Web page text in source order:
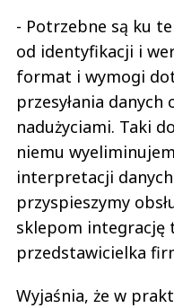
- Potrzebne są ku
od identyfikacji i
format i wymogi
przesyłania danych
nadużyciami. Taki
niemu
interpretacji
przyspieszymy
sklepom integrację
przedstawicielka
Wyjaśnia, że w